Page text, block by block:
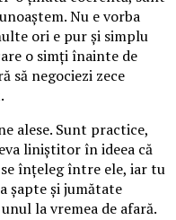
Nu e vorba
ori e pur și simplu
o simți înainte de
să negociezi zece
alese. Sunt practice,
liniștitor în ideea că
se înțeleg între ele, iar tu
șapte și jumătate
la vremea de afară.